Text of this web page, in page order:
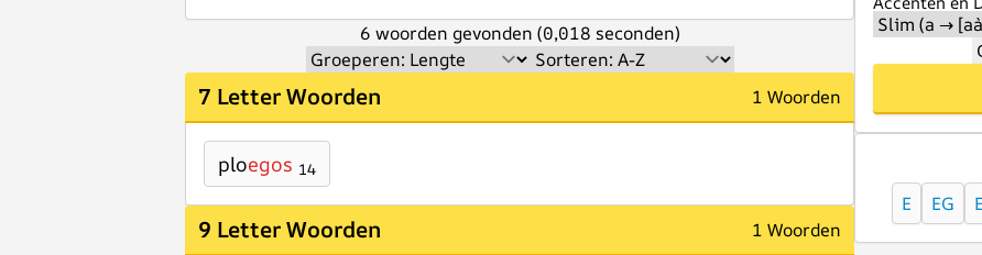
6 woorden gevonden (0,018 seconden)
7 Letter Woorden 1 Woorden
ploegos 14
9 Letter Woorden 1 Woorden
E EG